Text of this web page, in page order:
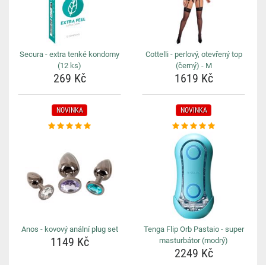
Secura - extra tenké kondomy
(12 ks)
269 Kč
Cottelli - perlový, otevřený top
(černý) - M
1619 Kč
NOVINKA
Anos - kovový anální plug set
1149 Kč
NOVINKA
Tenga Flip Orb Pastaio - super
masturbátor (modrý)
2249 Kč